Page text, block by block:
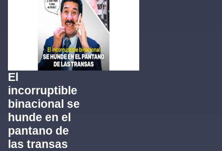
El
incorruptible
binacional se
hunde en el
pantano de
las transas